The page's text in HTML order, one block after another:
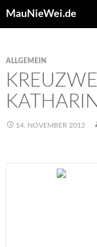
MauNieWei.de
ALLGEMEIN
14. NOVEMBER 2012